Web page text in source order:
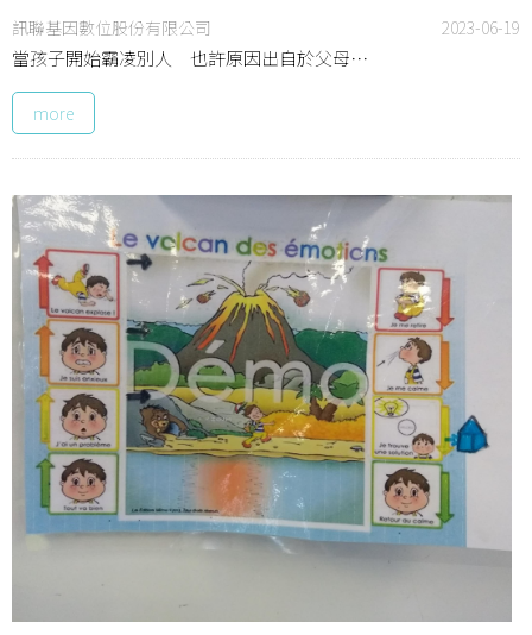
訊聯基因數位股份有限公司 2023-06-19
當孩子開始霸凌別人 也許原因出自於父母…
more